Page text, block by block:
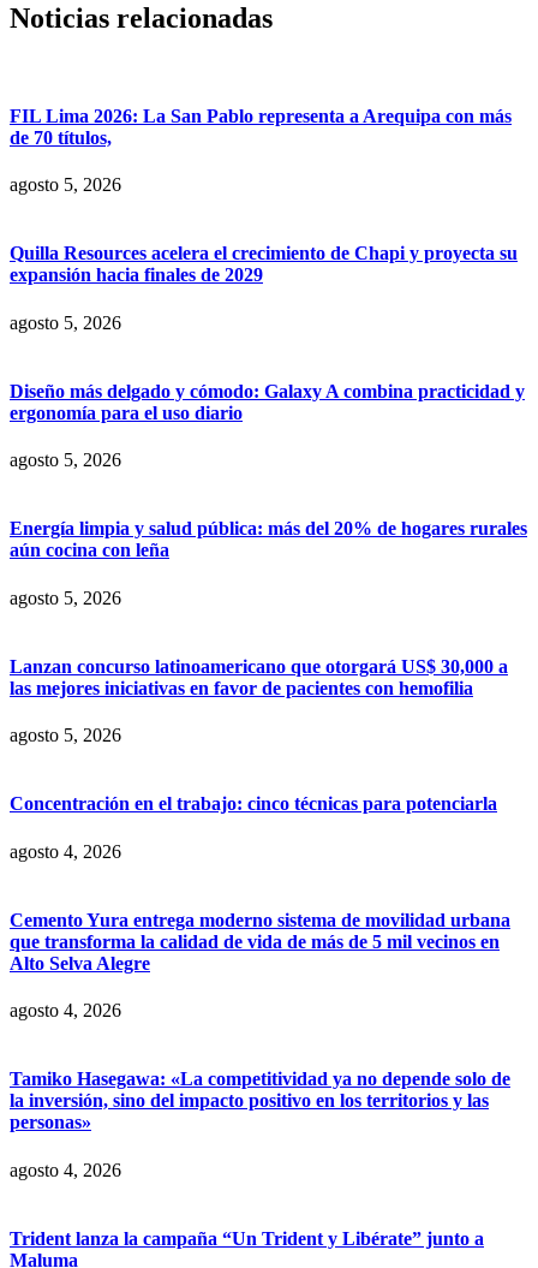
Noticias relacionadas
FIL Lima 2026: La San Pablo representa a Arequipa con más
de 70 títulos,
agosto 5, 2026
Quilla Resources acelera el crecimiento de Chapi y proyecta su
expansión hacia finales de 2029
agosto 5, 2026
Diseño más delgado y cómodo: Galaxy A combina practicidad y
ergonomía para el uso diario
agosto 5, 2026
Energía limpia y salud pública: más del 20% de hogares rurales
aún cocina con leña
agosto 5, 2026
Lanzan concurso latinoamericano que otorgará US$ 30,000 a
las mejores iniciativas en favor de pacientes con hemofilia
agosto 5, 2026
Concentración en el trabajo: cinco técnicas para potenciarla
agosto 4, 2026
Cemento Yura entrega moderno sistema de movilidad urbana
que transforma la calidad de vida de más de 5 mil vecinos en
Alto Selva Alegre
agosto 4, 2026
Tamiko Hasegawa: «La competitividad ya no depende solo de
la inversión, sino del impacto positivo en los territorios y las
personas»
agosto 4, 2026
Trident lanza la campaña “Un Trident y Libérate” junto a
Maluma